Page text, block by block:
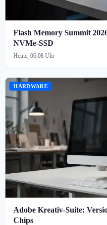
Flash Memory Summit
NVMe-SSD
Heute, 06:08 Uhr
HARDWARE
Adobe Kreativ-Suite:
Chips